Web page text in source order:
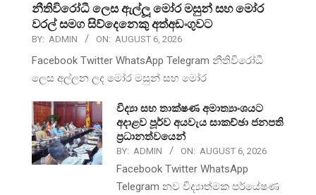
නීතිවිරෝධී ලෙස ඇල්ලූ මෝර මසුන් සහ මෝර
වරල් සමග සිව්දෙනෙකු අත්අඩංගුවට
BY: ADMIN ON: AUGUST 6, 2026
Facebook Twitter WhatsApp Telegram නීතිවිරෝධී
ලෙස අල්ලන ලද මෝර මසුන් සහ මෝර
විද්‍යා සහ තාක්ෂණ අමාත්‍යාංශයට
අදාළව පූර්ව අයවැය සාකච්ඡා ජනපති
ප්‍රධානත්වයෙන්
BY: ADMIN ON: AUGUST 6, 2026
Facebook Twitter WhatsApp
Telegram නව විද්‍යාත්මක පර්යේෂණ